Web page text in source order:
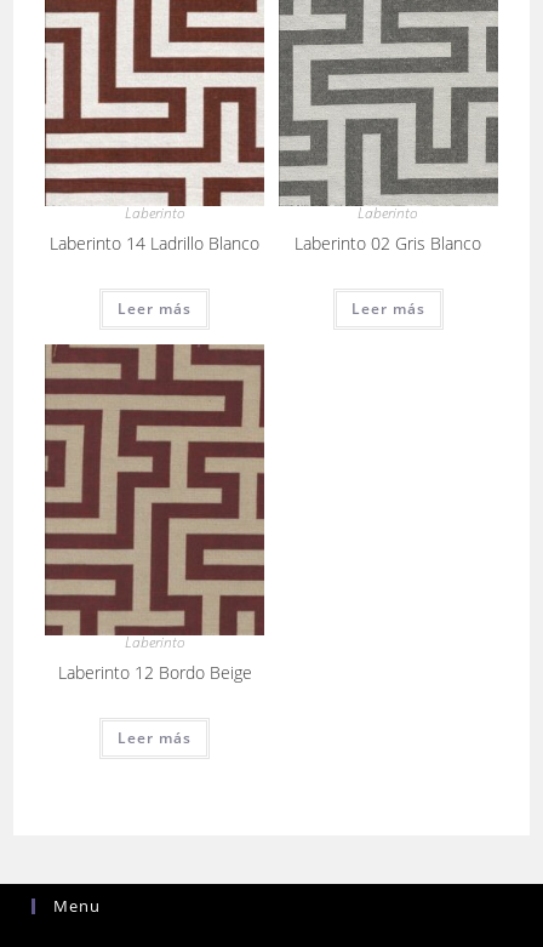
Laberinto
Laberinto 14 Ladrillo Blanco
Leer más
Laberinto
Laberinto 02 Gris Blanco
Leer más
Laberinto
Laberinto 12 Bordo Beige
Leer más
Menu